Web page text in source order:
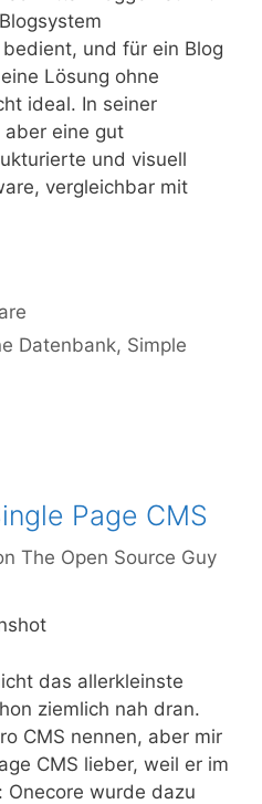
und für ein Blog
Lösung ohne
ideal. In seiner
aber eine gut
und visuell
vergleichbar mit
Datenbank, Simple
Page CMS
The Open Source Guy
das allerkleinste
ziemlich nah dran.
CMS nennen, aber mir
CMS lieber, weil er im
wurde dazu